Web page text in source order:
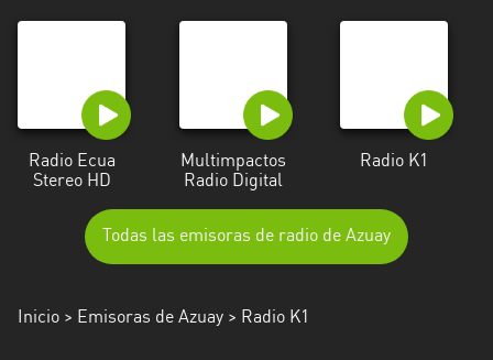
Radio Ecua
Stereo HD
Multimpactos
Radio Digital
Radio K1
Todas las emisoras de radio de Azuay
Inicio > Emisoras de Azuay > Radio K1